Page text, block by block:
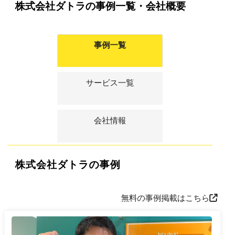
株式会社ダトラの事例一覧・会社概要
事例一覧
サービス一覧
会社情報
株式会社ダトラの事例
無料の事例掲載はこちら